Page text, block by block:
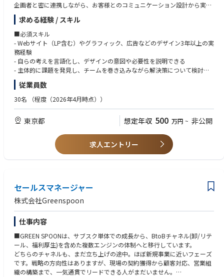
■主な業務
GREEN SPOONのWebページやアプリのUI/UXデザイン
お客さまが抱える課題を見つけ、それを解くアイデアを形にする
コンポーネント・デザインガイドラインの構築と運用
UIの品質を、もっと良くしていく
企画者と密に連携しながら、お客様とのコミュニケーション設計から実際
の制作まで担っていただける4人目のデザイナーを募集します！
GREEN SPOONを継続的にご利用いただくお客さまが、より商品との出会
いや、選ぶことをたのしみながら迷わず注文できるための施策を実行し、
改善まで携わります。
そこに付随するWEBやUIデザインをメインとした、クリエイティブ全般に
同梱・メール・サイトなど様々なコミュニケーションの手段があるため、
アウトプットとなる制作物だけでなく、一連の体験を考えることが重要に
- 企画者と密に連携し企画の意図を汲み取りながら情報設計・デザインの
要件定義を行い、具体的なアウトプットまでディレクション
求める経験 / スキル
■必須スキル
- Webサイト（LP含む）やグラフィック、広告などのデザイン3年以上の実
務経験
- 自らの考えを言語化し、デザインの意図や必要性を説明できる
- 主体的に課題を発見し、チームを巻き込みながら解決策について検討で
きる
■歓迎スキル
- ユーザー視点とビジネス視点を考慮しながら、より良いアウトプットの
追求経験
- Figmaなどのデザインツールを活用したUI設計およびプロトタイピングス
- 顧客志向があり、人を喜ばせることが好きな方
- お客さまの体験をより良くしていくことを楽しみ、主体性を持って仕事
に取り組める
- オーナーシップを持って仕事ができる方
- 担当領域にこだわらず、事業を発展させるために必要な行動がとれる方
- 風通しの良い社風のある会社で仕事がしたい方
従業員数
30名 （程度（2026年4月時点））
東京都 想定年収 500 万円 ~ 非公開
求人エントリー
セールスマネージャー
株式会社Greenspoon
仕事内容
■GREEN SPOONは、サブスク単体での成長から、BtoBチャネル(卸/リテ
ール、福利厚生)を含めた複数エンジンの体制へと移行しています。
どちらのチャネルも、まだ立ち上げの途中。ほぼ新規事業に近いフェーズ
です。戦略の方向性はありますが、現場の契約獲得から顧客対応、営業組
織の構築まで、一気通貫でリードできる人がまだいません。